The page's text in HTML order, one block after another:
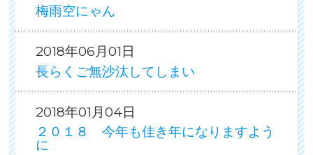
梅雨空にゃん
2018年06月01日
長らくご無沙汰してしまい
2018年01月04日
２０１８ 今年も佳き年になりますよう
に